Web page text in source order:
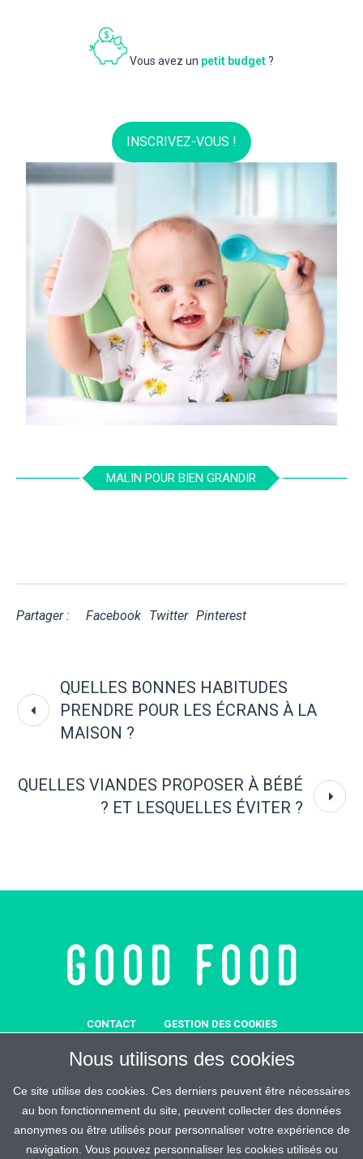
Vous avez un petit budget?
INSCRIVEZ-VOUS !
MALIN POUR BIEN GRANDIR
Partager : Facebook Twitter Pinterest
QUELLES BONNES HABITUDES
PRENDRE POUR LES ÉCRANS À LA
MAISON ?
QUELLES VIANDES PROPOSER À BÉBÉ
? ET LESQUELLES ÉVITER ?
CONTACT
GESTION DES COOKIES
REJOIGNEZ-MALIN
ESPACE PRESSE CRÉDITS
Nous utilisons des cookies
Ce site utilise des cookies. Ces derniers peuvent être nécessaires
au bon fonctionnement du site, peuvent collecter des données
anonymes ou être utilisés pour personnaliser votre expérience de
navigation. Vous pouvez personnaliser les cookies utilisés ou